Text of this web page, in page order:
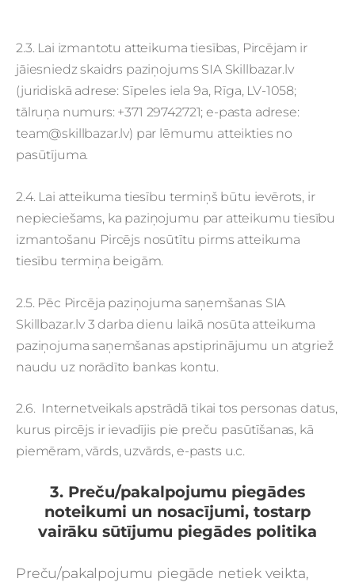
2.3. Lai izmantotu atteikuma tiesības, Pircējam ir
jāiesniedz skaidrs paziņojums SIA Skillbazar.lv
(juridiskā adrese: Sīpeles iela 9a, Rīga, LV-1058;
tālruņa numurs: +371 29742721; e-pasta adrese:
team@skillbazar.lv) par lēmumu atteikties no
pasūtījuma.
2.4. Lai atteikuma tiesību termiņš būtu ievērots, ir
nepieciešams, ka paziņojumu par atteikumu tiesību
izmantošanu Pircējs nosūtītu pirms atteikuma
tiesību termiņa beigām.
2.5. Pēc Pircēja paziņojuma saņemšanas SIA
Skillbazar.lv 3 darba dienu laikā nosūta atteikuma
paziņojuma saņemšanas apstiprinājumu un atgriež
naudu uz norādīto bankas kontu.
2.6. Internetveikals apstrādā tikai tos personas datus,
kurus pircējs ir ievadījis pie preču pasūtīšanas, kā
piemēram, vārds, uzvārds, e-pasts u.c.
3. Preču/pakalpojumu piegādes
noteikumi un nosacījumi, tostarp
vairāku sūtījumu piegādes politika
Preču/pakalpojumu piegāde netiek veikta,